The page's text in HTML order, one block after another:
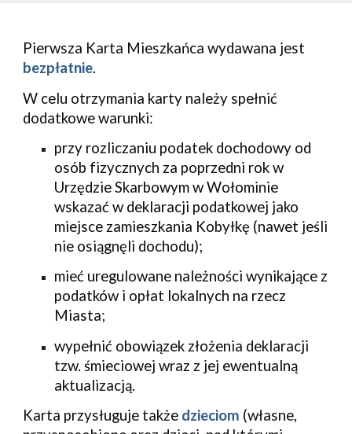
Pierwsza Karta Mieszkańca wydawana jest
bezpłatnie.
W celu otrzymania karty należy spełnić
dodatkowe warunki:
przy rozliczaniu podatek dochodowy od
osób fizycznych za poprzedni rok w
Urzędzie Skarbowym w Wołominie
wskazać w deklaracji podatkowej jako
miejsce zamieszkania Kobyłkę (nawet jeśli
nie osiągnęli dochodu);
mieć uregulowane należności wynikające z
podatków i opłat lokalnych na rzecz
Miasta;
wypełnić obowiązek złożenia deklaracji
tzw. śmieciowej wraz z jej ewentualną
aktualizacją.
Karta przysługuje także dzieciom (własne,